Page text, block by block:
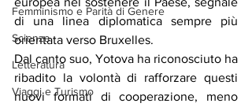
Femminismo e Parità di Genere
Scienza
Letteratura
Viaggi e Turismo
di una linea diplomatica sempre più
orientata verso Bruxelles.
Dal canto suo, Yotova ha riconosciuto ha
ribadito la volontà di rafforzare questi
nuovi formati di cooperazione, meno